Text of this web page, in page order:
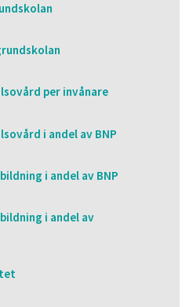
per invånare
i andel av BNP
i andel av BNP
i andel av